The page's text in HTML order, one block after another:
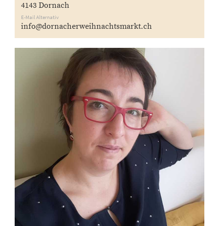
4143 Dornach
E-Mail Alternativ
info@dornacherweihnachtsmarkt.ch